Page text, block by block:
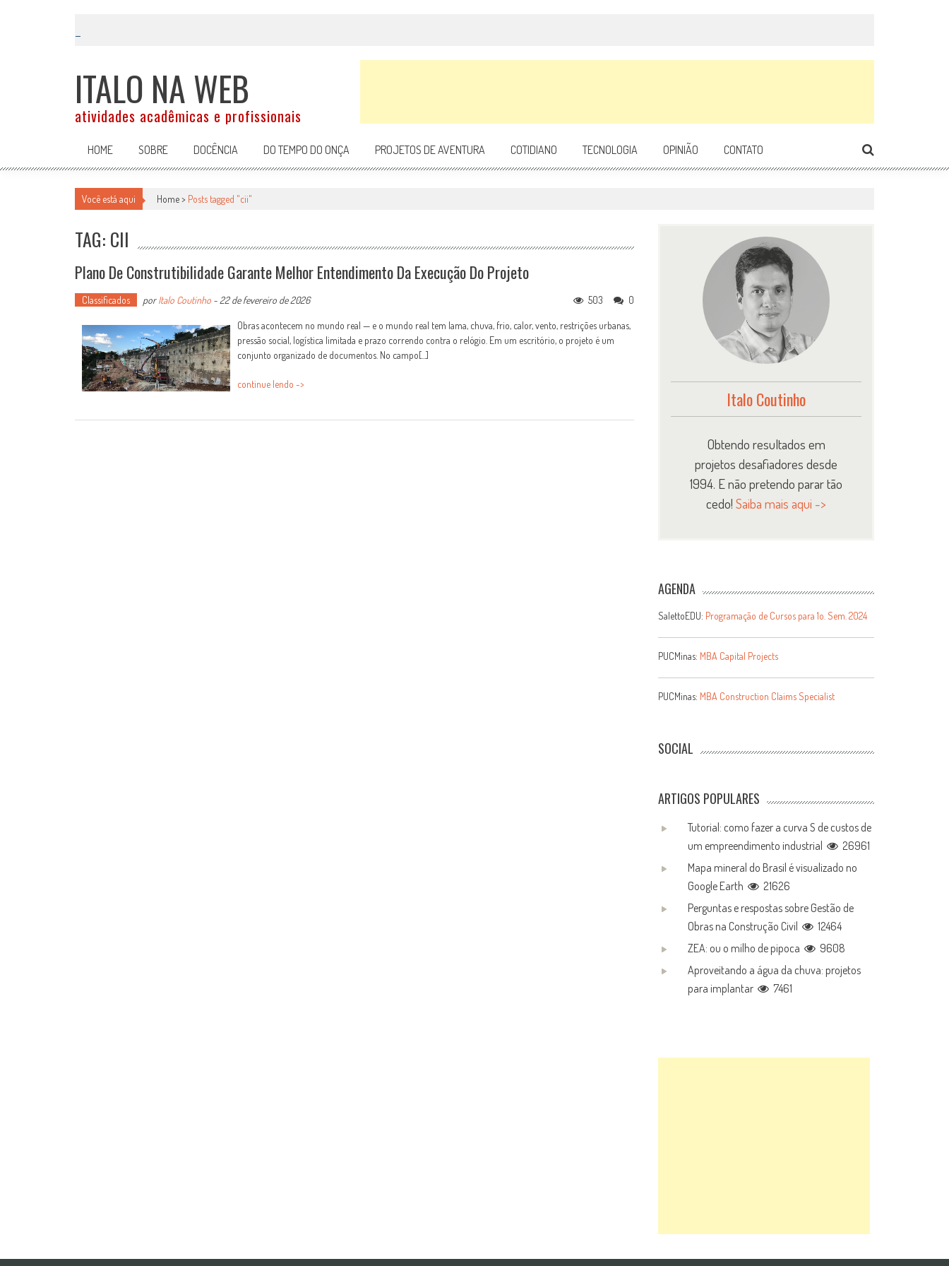
ITALO NA WEB
atividades acadêmicas e profissionais
HOME SOBRE DOCÊNCIA DO TEMPO DO ONÇA PROJETOS DE AVENTURA COTIDIANO TECNOLOGIA OPINIÃO CONTATO
Você está aqui Home > Posts tagged "cii"
TAG: CII
Plano De Construtibilidade Garante Melhor Entendimento Da Execução Do Projeto
Classificados porItalo Coutinho -22 de fevereiro de 2026 0
503
Obras acontecem no mundo real — e o mundo real tem lama, chuva, frio, calor, vento, restrições urbanas,
pressão social, logística limitada e prazo correndo contra o relógio. Em um escritório, o projeto é um
conjunto organizado de documentos. No campo[...]
continue lendo ->
Italo Coutinho
Obtendo resultados em
projetos desafiadores desde
1994. E não pretendo parar tão
cedo!Saiba mais aqui ->
AGENDA
SalettoEDU: Programação de Cursos para 1o. Sem. 2024
PUCMinas: MBA Capital Projects
PUCMinas: MBA Construction Claims Specialist
SOCIAL
ARTIGOS POPULARES
Tutorial: como fazer a curva S de custos de
um empreendimento industrial
26961
Mapa mineral do Brasil é visualizado no
Google Earth
21626
Perguntas e respostas sobre Gestão de
Obras na Construção Civil
12464
ZEA: ou o milho de pipoca
9608
Aproveitando a água da chuva: projetos
para implantar
7461